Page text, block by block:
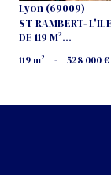
Lyon (69009)
ST RAMBERT-
DE 119 M²...
119 m² - 528 000 €